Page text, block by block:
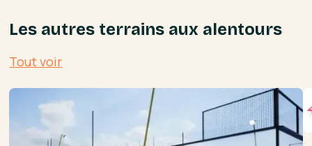
Les autres terrains aux alentours
Tout voir